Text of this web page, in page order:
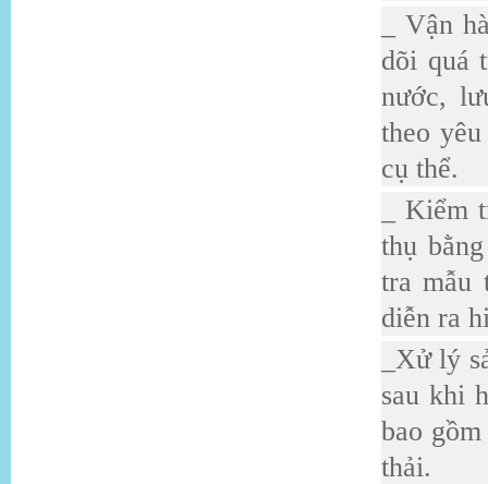
_ Vận
dõi quá
nước,
theo
cụ thể.
_ Kiểm
thụ
tra mẫu
diễn ra
_Xử lý
sau khi
bao
thải.